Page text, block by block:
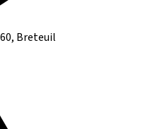
Breteuil